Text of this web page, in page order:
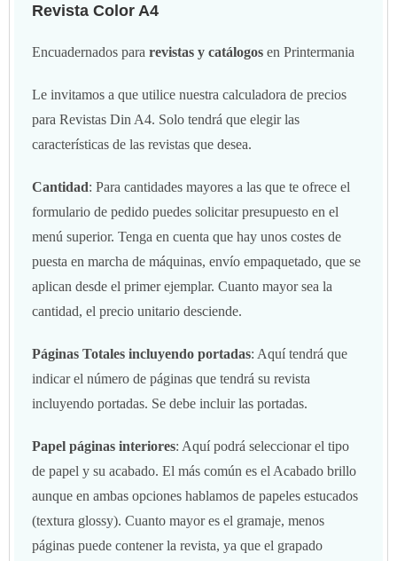
Revista Color A4
Encuadernados para revistas y catálogos en Printermania
Le invitamos a que utilice nuestra calculadora de precios
para Revistas Din A4. Solo tendrá que elegir las
características de las revistas que desea.
Cantidad: Para cantidades mayores a las que te ofrece el
formulario de pedido puedes solicitar presupuesto en el
menú superior. Tenga en cuenta que hay unos costes de
puesta en marcha de máquinas, envío empaquetado, que se
aplican desde el primer ejemplar. Cuanto mayor sea la
cantidad, el precio unitario desciende.
Páginas Totales incluyendo portadas: Aquí tendrá que
indicar el número de páginas que tendrá su revista
incluyendo portadas. Se debe incluir las portadas.
Papel páginas interiores: Aquí podrá seleccionar el tipo
de papel y su acabado. El más común es el Acabado brillo
aunque en ambas opciones hablamos de papeles estucados
(textura glossy). Cuanto mayor es el gramaje, menos
páginas puede contener la revista, ya que el grapado